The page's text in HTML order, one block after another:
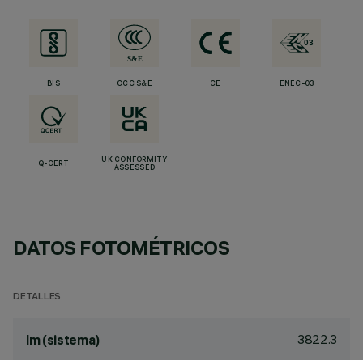
BIS CCC S&E CE ENEC-03
Q-CERT
UK CONFORMITY
ASSESSED
DATOS FOTOMÉTRICOS
DETALLES
lm (sistema) 3822.3